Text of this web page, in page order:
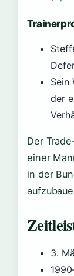
Sein
der
Der
einer
in der
3.